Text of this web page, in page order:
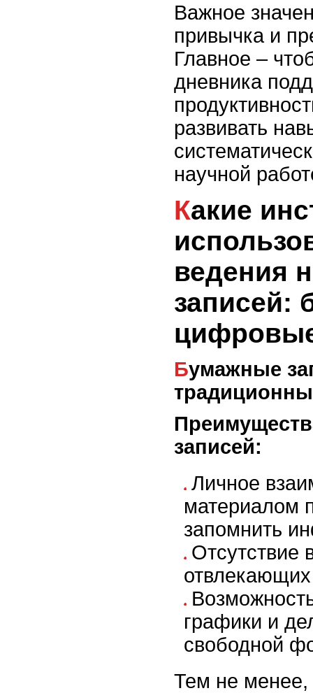
Важное
привычка и
Главное –
дневника
развивать
научной
Какие инструменты
ведения
записей:
Бумажные записи:
записей:
Личное
материалом
запомнить
Отсутствие
графики и
свободной
Тем не